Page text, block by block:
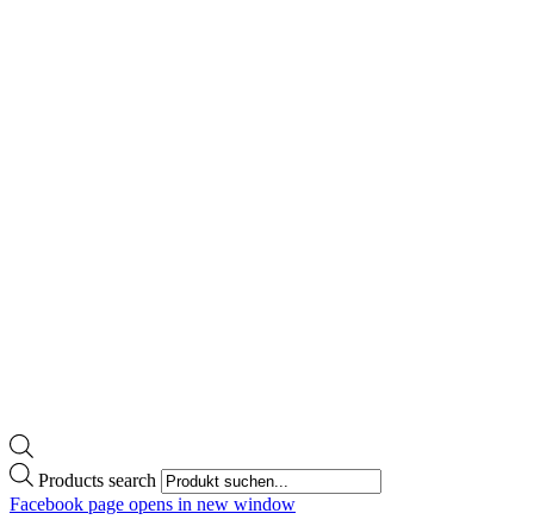
Products search
Facebook page opens in new window